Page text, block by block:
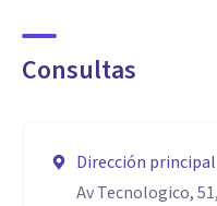
Consultas
Dirección principal
Av Tecnologico,